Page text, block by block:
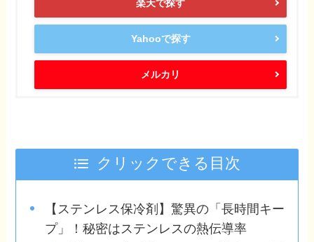
楽天で探す
Yahooで探す
メルカリ
クリックできる目次
【ステンレス保冷剤】驚異の「長時間キー
プ」！秘密はステンレスの熱伝導率